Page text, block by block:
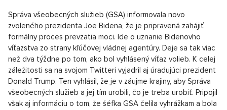
začína uvedomovať svoju porážku. V Mercedese naopak veria,
že budú so svojím novým vozidlom Mercedes-Maybach Triedy
S oslavovať veľké víťazstvo. A vedeli ste, že sa natáča film, v
ktorom hrá Nicolas Cage sám seba?
Výmena v Bielom dome sa začala
OTVORIŤ V GALÉRII (5)